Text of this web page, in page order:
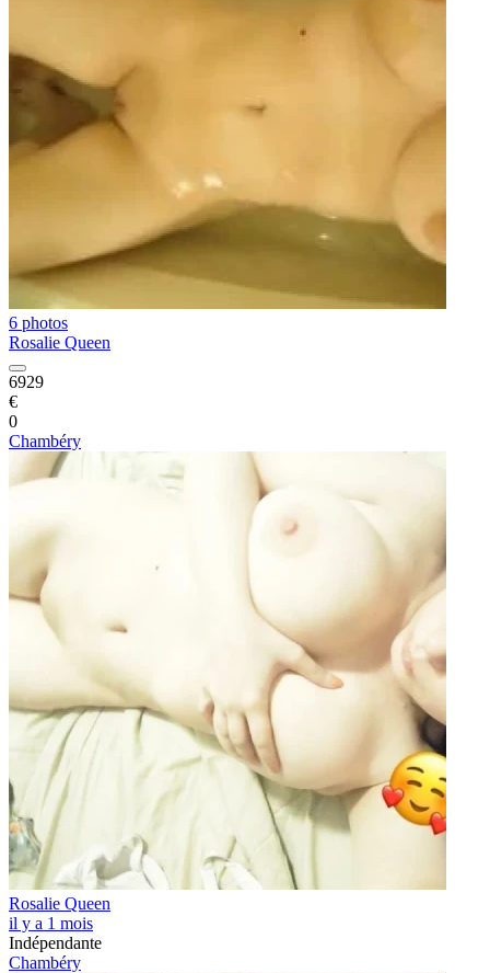
6 photos
Rosalie Queen
6929
€
0
Chambéry
Rosalie Queen
il y a 1 mois
Indépendante
Chambéry